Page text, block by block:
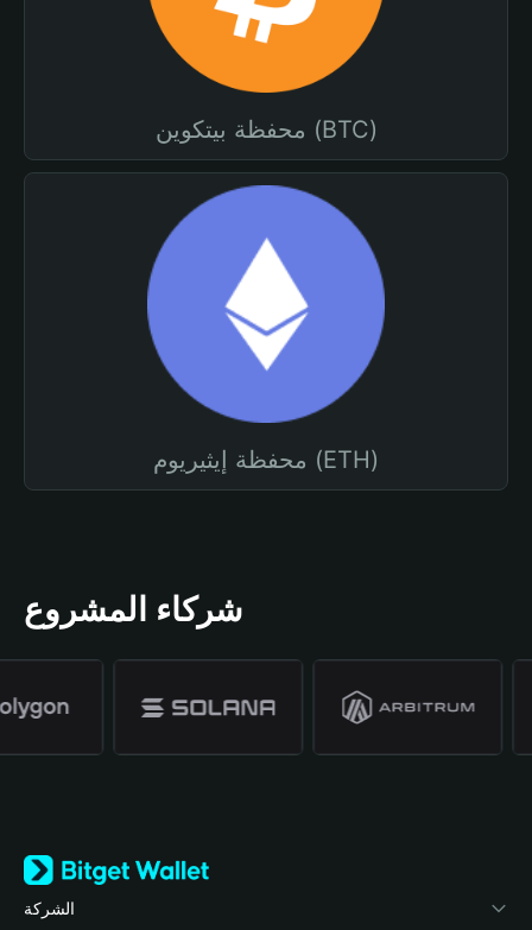
محفظة بيتكوين (BTC)
محفظة إيثيريوم (ETH)
شركاء المشروع
الشركة